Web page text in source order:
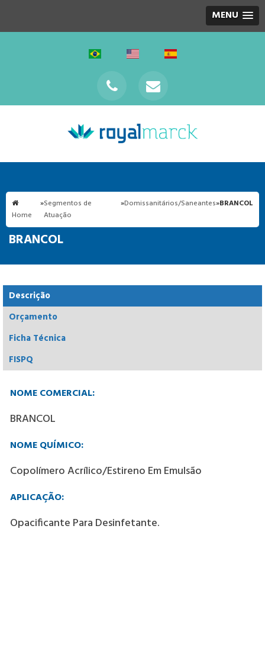
MENU
Home
»Segmentos de
Atuação
»Domissanitários/Saneantes»BRANCOL
BRANCOL
Descrição
Orçamento
Ficha Técnica
FISPQ
NOME COMERCIAL:
BRANCOL
NOME QUÍMICO:
Copolímero Acrílico/estireno Em Emulsão
APLICAÇÃO:
Opacificante Para Desinfetante.